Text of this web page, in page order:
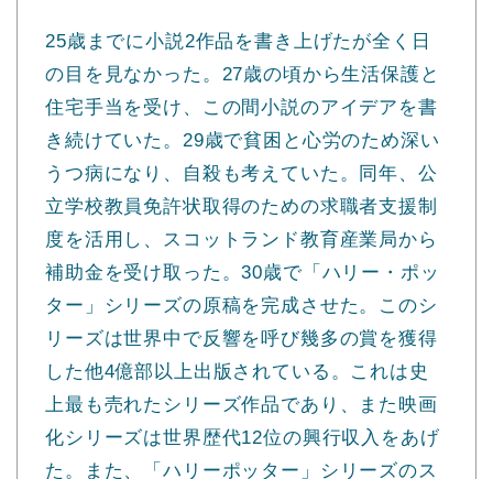
25歳までに小説2作品を書き上げたが全く日
の目を見なかった。27歳の頃から生活保護と
住宅手当を受け、この間小説のアイデアを書
き続けていた。29歳で貧困と心労のため深い
うつ病になり、自殺も考えていた。同年、公
立学校教員免許状取得のための求職者支援制
度を活用し、スコットランド教育産業局から
補助金を受け取った。30歳で「ハリー・ポッ
ター」シリーズの原稿を完成させた。このシ
リーズは世界中で反響を呼び幾多の賞を獲得
した他4億部以上出版されている。これは史
上最も売れたシリーズ作品であり、また映画
化シリーズは世界歴代12位の興行収入をあげ
た。また、「ハリーポッター」シリーズのス